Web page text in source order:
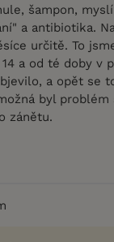
šampon,
a antibiotika.
určitě. To
a od té doby v
a opět se
byl
zánětu.